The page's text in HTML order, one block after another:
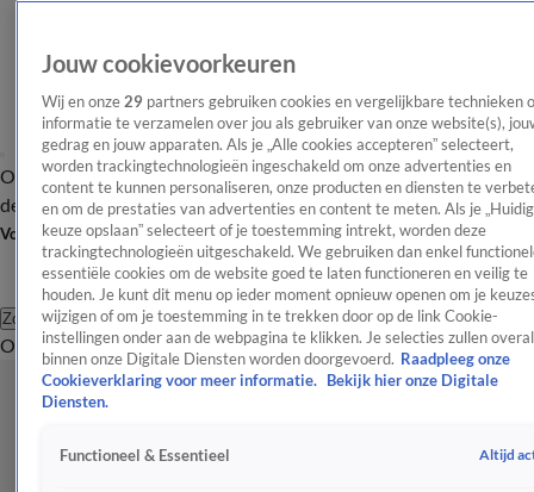
OverzichtAfleveringen Entertainment TV Algemeen
Tip
de redactieNieuwsbrief
Volg Shownieuws
Zoeken
OverzichtEntertainmentSpraakmakendRealityCrimeVideo's
Jouw cookievoorkeuren
Wij en onze 29 partners gebruiken cookies en vergelijkbare technieken
informatie te verzamelen over jou als gebruiker van onze website(s),
gedrag en jouw apparaten. Als je „Alle cookies accepteren” selecteert,
worden trackingtechnologieën ingeschakeld om onze advertenties en
content te kunnen personaliseren, onze producten en diensten te
en om de prestaties van advertenties en content te meten. Als je
keuze opslaan” selecteert of je toestemming intrekt, worden deze
trackingtechnologieën uitgeschakeld. We gebruiken dan enkel
essentiële cookies om de website goed te laten functioneren en veilig te
houden. Je kunt dit menu op ieder moment opnieuw openen om je
wijzigen of om je toestemming in te trekken door op de link Cookie-
instellingen onder aan de webpagina te klikken. Je selecties zullen overal
binnen onze Digitale Diensten worden doorgevoerd. Raadpleeg onze
Cookieverklaring voor meer informatie.
Bekijk hier onze Digitale
Diensten.
Functioneel & Essentieel Altijd